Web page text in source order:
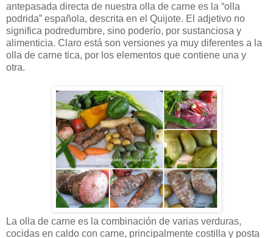
antepasada directa de nuestra olla de carne es la “olla
podrida” española, descrita en el Quijote. El adjetivo no
significa podredumbre, sino poderío, por sustanciosa y
alimenticia. Claro está son versiones ya muy diferentes a la
olla de carne tica, por los elementos que contiene una y
otra.
La olla de carne es la combinación de varias verduras,
cocidas en caldo con carne, principalmente costilla y posta